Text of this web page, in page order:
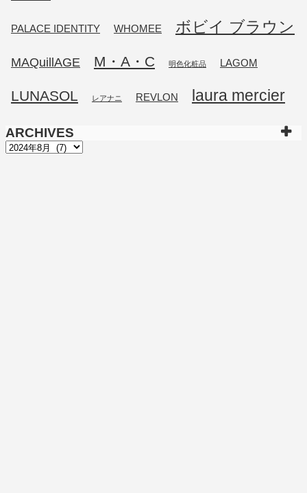
PALACE IDENTITY WHOMEE ボビイ ブラウン
MAQuillAGE M・A・C 明色化粧品 LAGOM
LUNASOL レアナニ REVLON laura mercier
ARCHIVES
ARCHIVES